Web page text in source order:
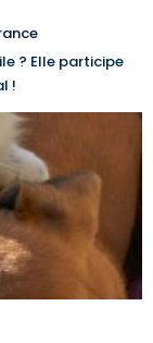
? Elle participe
!